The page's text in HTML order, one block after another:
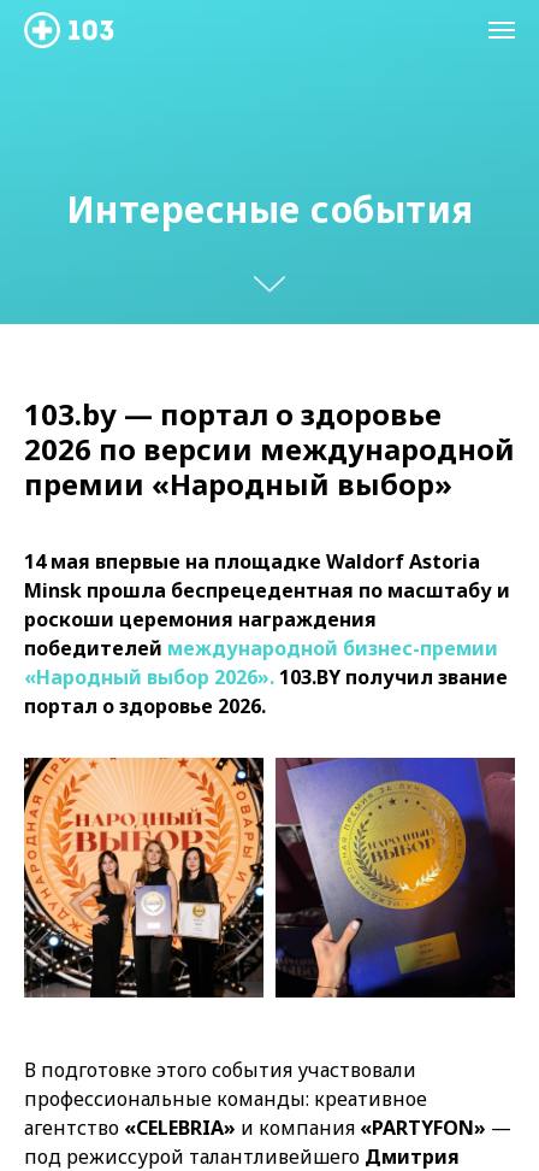
Интересные события
103.by — портал о здоровье
2026 по версии международной
премии «Народный выбор»
14 мая впервые на площадке Waldorf Astoria
Minsk прошла беспрецедентная по масштабу и
роскоши церемония награждения
победителей международной бизнес-премии
«Народный выбор 2026». 103.BY получил звание
портал о здоровье 2026.
В подготовке этого события участвовали
профессиональные команды: креативное
агентство «CELEBRIA» и компания «PARTYFON» —
под режиссурой талантливейшего Дмитрия